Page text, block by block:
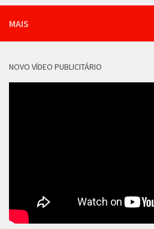
MAIS
NOVO VÍDEO PUBLICITÁRIO